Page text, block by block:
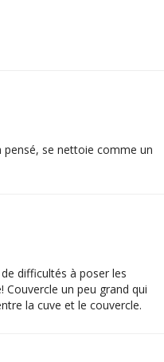
se nettoie comme un
difficultés à poser les
Couvercle un peu grand qui
la cuve et le couvercle.